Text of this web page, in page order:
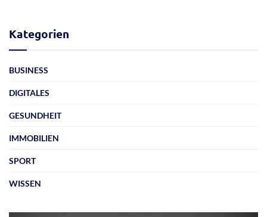
Kategorien
BUSINESS
DIGITALES
GESUNDHEIT
IMMOBILIEN
SPORT
WISSEN